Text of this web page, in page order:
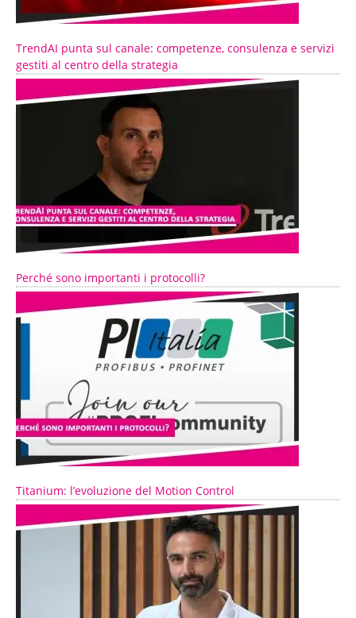
TrendAI punta sul canale: competenze, consulenza e servizi
gestiti al centro della strategia
Perché sono importanti i protocolli?
Titanium: l’evoluzione del Motion Control